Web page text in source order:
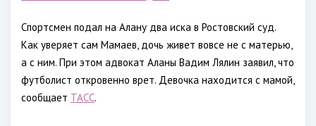
Спортсмен подал на Алану два иска в Ростовский суд.
Как уверяет сам Мамаев, дочь живет вовсе не с матерью,
а с ним. При этом адвокат Аланы Вадим Лялин заявил, что
футболист откровенно врет. Девочка находится с мамой,
сообщает ТАСС.